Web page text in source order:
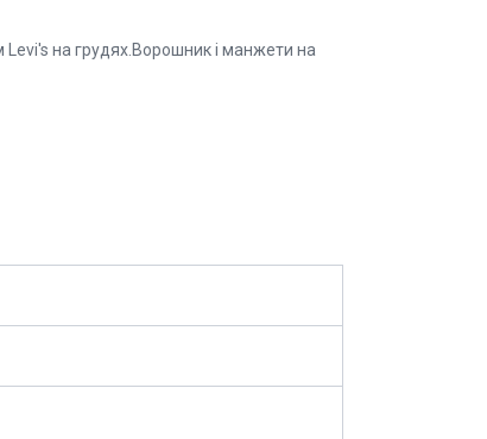
на грудях.Ворошник і манжети на